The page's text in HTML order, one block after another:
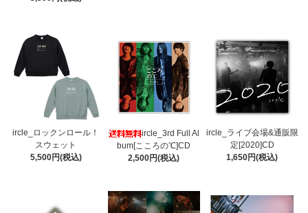
ircle_ロックンロール！
スウェット
5,500円(税込)
ircle_3rd Full Al
bum[こころの℃]CD
2,500円(税込)
ircle_ライブ会場&通販限
定[2020]CD
1,650円(税込)